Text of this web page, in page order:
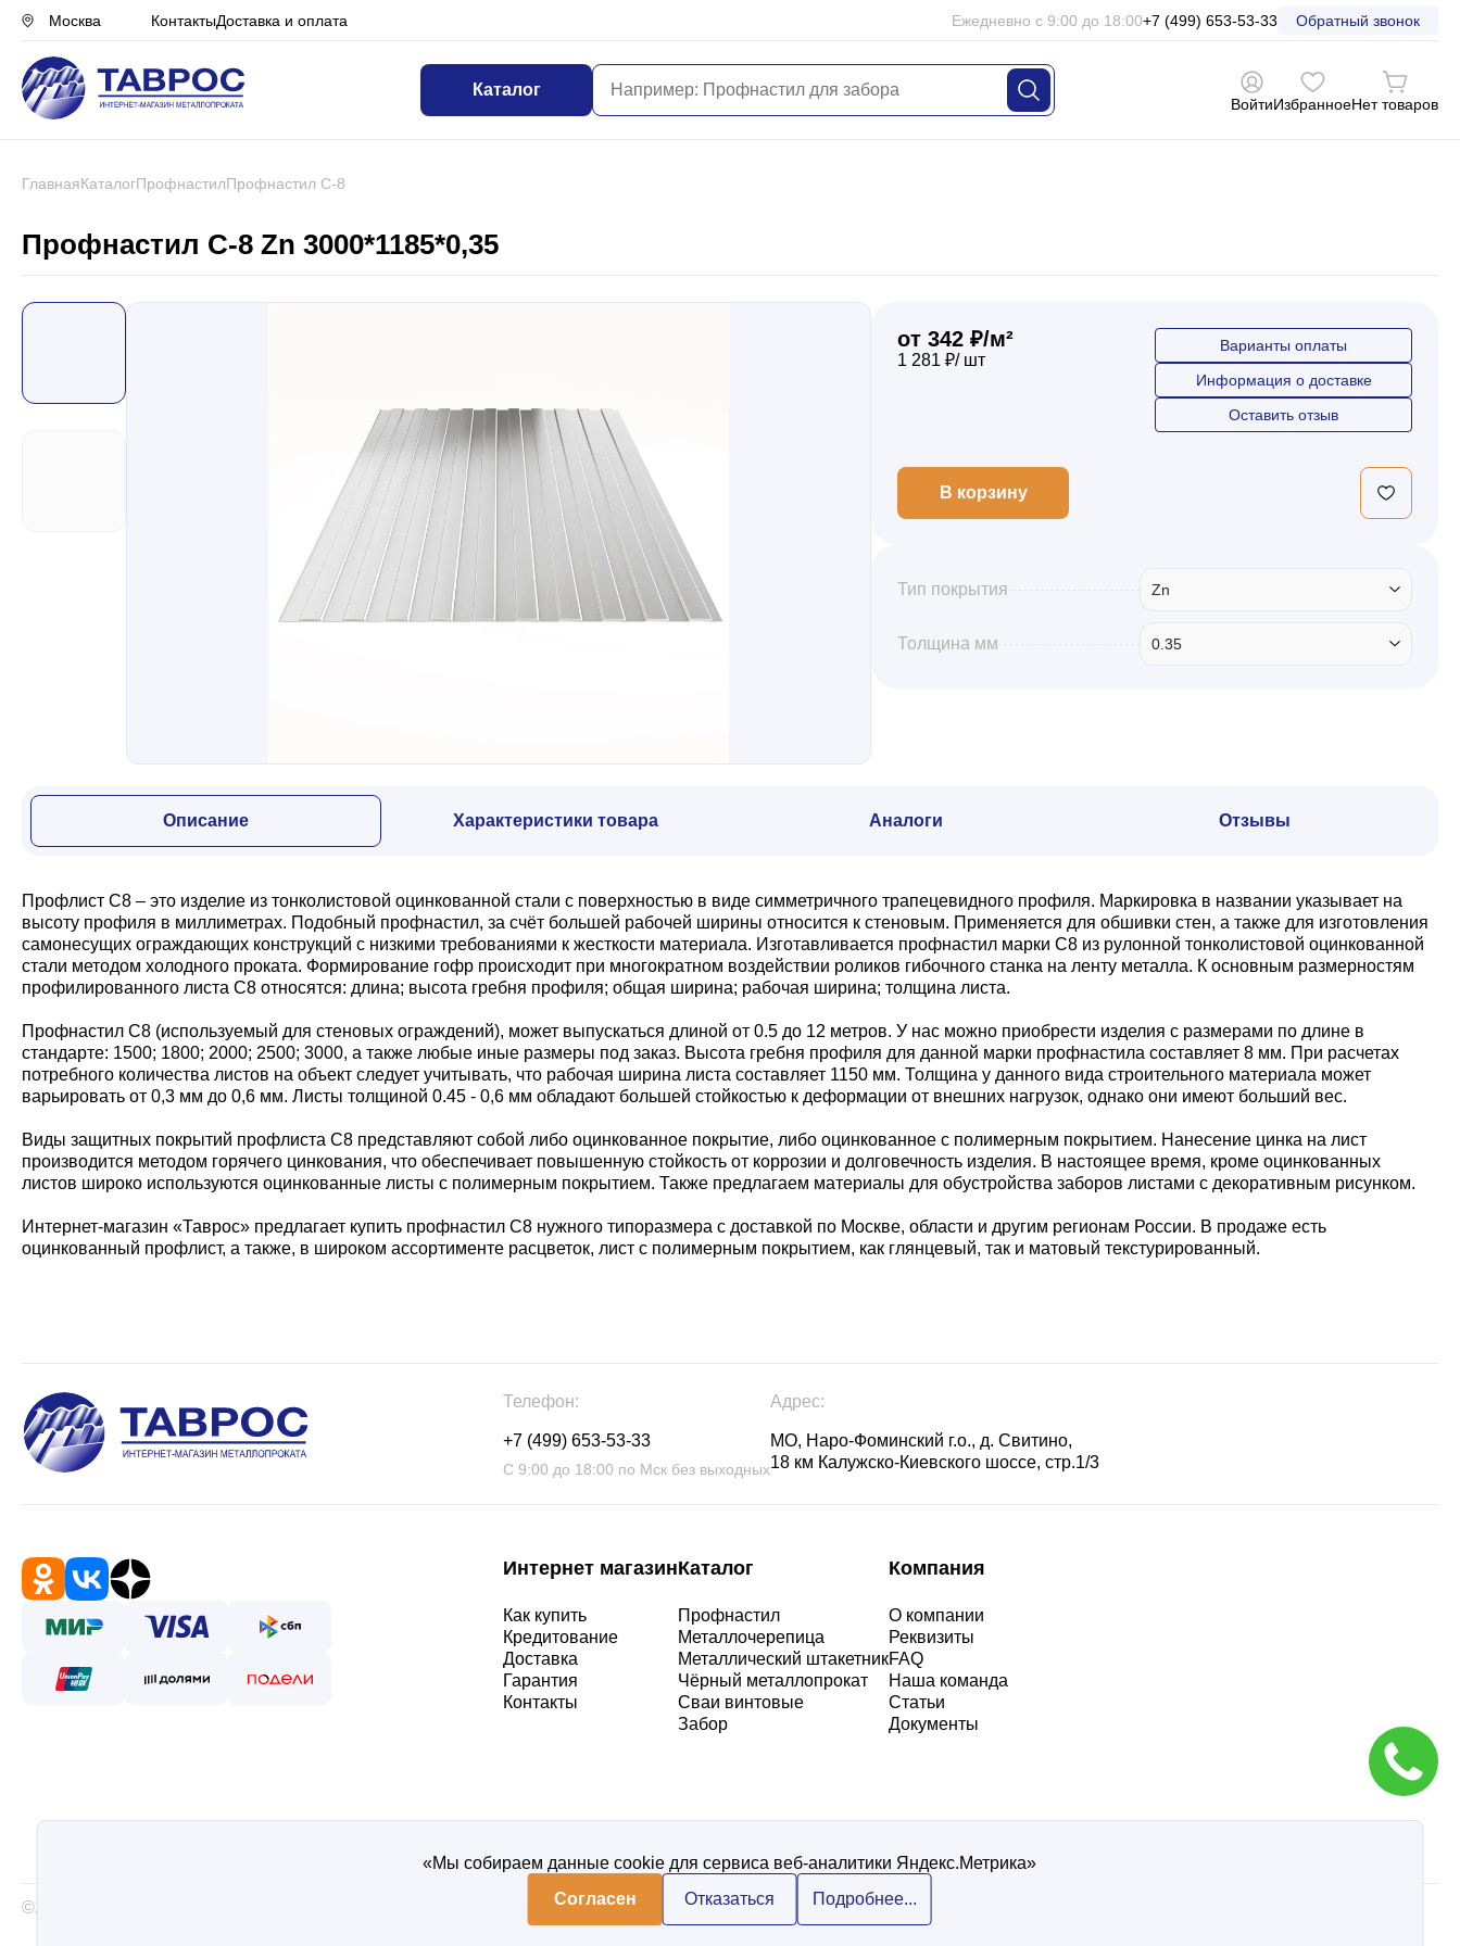
Москва КонтактыДоставка и оплата Ежедневно с 9:00 до 18:00+7 (499) 653-53-33 Обратный звонок
Каталог
ВойтиИзбранноеНет товаров
Назад в меню
Металлочерепица
Металлический штакетник
Чёрный металлопрокат
Профили для гипсокартона
Дача и сад
Другие товары
ГлавнаяКаталогПрофнастилПрофнастил С-8
Профнастил С-8 Zn 3000*1185*0,35
от 342 ₽/м²
1 281 ₽/ шт
Варианты оплаты
Информация о доставке
Оставить отзыв
В корзину
Тип покрытия Zn
Толщина мм 0.35
Описание Характеристики товара Аналоги Отзывы
Профлист С8 – это изделие из тонколистовой оцинкованной стали с поверхностью в виде симметричного трапецевидного профиля. Маркировка в названии указывает на
высоту профиля в миллиметрах. Подобный профнастил, за счёт большей рабочей ширины относится к стеновым. Применяется для обшивки стен, а также для изготовления
самонесущих ограждающих конструкций с низкими требованиями к жесткости материала. Изготавливается профнастил марки С8 из рулонной тонколистовой оцинкованной
стали методом холодного проката. Формирование гофр происходит при многократном воздействии роликов гибочного станка на ленту металла. К основным размерностям
профилированного листа С8 относятся: длина; высота гребня профиля; общая ширина; рабочая ширина; толщина листа.
Профнастил С8 (используемый для стеновых ограждений), может выпускаться длиной от 0.5 до 12 метров. У нас можно приобрести изделия с размерами по длине в
стандарте: 1500; 1800; 2000; 2500; 3000, а также любые иные размеры под заказ. Высота гребня профиля для данной марки профнастила составляет 8 мм. При расчетах
потребного количества листов на объект следует учитывать, что рабочая ширина листа составляет 1150 мм. Толщина у данного вида строительного материала может
варьировать от 0,3 мм до 0,6 мм. Листы толщиной 0.45 - 0,6 мм обладают большей стойкостью к деформации от внешних нагрузок, однако они имеют больший вес.
Виды защитных покрытий профлиста С8 представляют собой либо оцинкованное покрытие, либо оцинкованное с полимерным покрытием. Нанесение цинка на лист
производится методом горячего цинкования, что обеспечивает повышенную стойкость от коррозии и долговечность изделия. В настоящее время, кроме оцинкованных
листов широко используются оцинкованные листы с полимерным покрытием. Также предлагаем материалы для обустройства заборов листами с декоративным рисунком.
Интернет-магазин «Таврос» предлагает купить профнастил С8 нужного типоразмера с доставкой по Москве, области и другим регионам России. В продаже есть
оцинкованный профлист, а также, в широком ассортименте расцветок, лист с полимерным покрытием, как глянцевый, так и матовый текстурированный.
Телефон:
+7 (499) 653-53-33
С 9:00 до 18:00 по Мск без выходных
Адрес:
МО, Наро-Фоминский г.о., д. Свитино,
18 км Калужско-Киевского шоссе, стр.1/3
Интернет магазин
Как купить
Кредитование
Доставка
Гарантия
Контакты
Каталог
Профнастил
Металлочерепица
Металлический штакетник
Чёрный металлопрокат
Сваи винтовые
Забор
Компания
О компании
Реквизиты
FAQ
Наша команда
Статьи
Документы
©2026 — Таврос интернет магазин металлопроката Политика конфиденциальности
«Мы собираем данные cookie для сервиса веб-аналитики Яндекс.Метрика»
Согласен
Отказаться Подробнее...